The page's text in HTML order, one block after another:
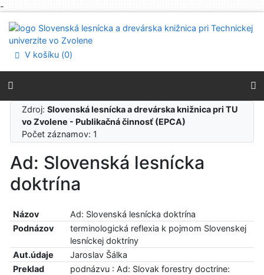
-
Prejsť na menu
Prehlásenie o webovej prístupnosti
V košíku (0)
Zdroj:Slovenská lesnícka a drevárska knižnica pri TU
vo Zvolene - Publikačná činnosť (EPCA)
Počet záznamov: 1
Ad: Slovenská lesnícka
doktrína
Názov
Ad: Slovenská lesnícka doktrína
Podnázov
terminologická reflexia k pojmom Slovenskej
lesníckej doktríny
Aut.údaje
Jaroslav Šálka
Preklad
podnázvu : Ad: Slovak forestry doctrine: